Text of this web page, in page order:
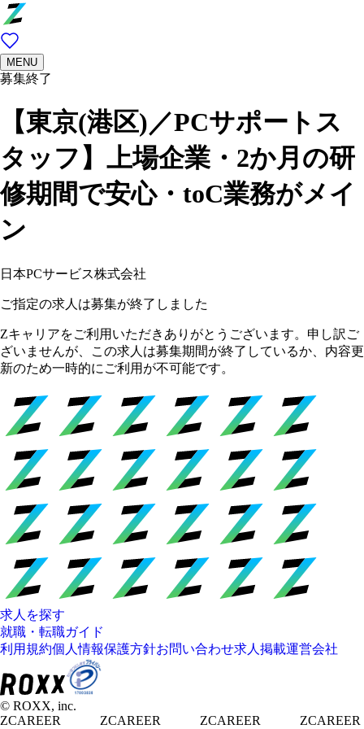
MENU
募集終了
【東京(港区)／PCサポートス
タッフ】上場企業・2か月の研
修期間で安心・toC業務がメイ
ン
日本PCサービス株式会社
ご指定の求人は募集が終了しました
Zキャリアをご利用いただきありがとうございます。申し訳ご
ざいませんが、この求人は募集期間が終了しているか、内容更
新のため一時的にご利用が不可能です。
求人を探す
就職・転職ガイド
利用規約個人情報保護方針お問い合わせ求人掲載運営会社
© ROXX, inc.
ZCAREER
ZCAREER ZCAREER ZCAREER